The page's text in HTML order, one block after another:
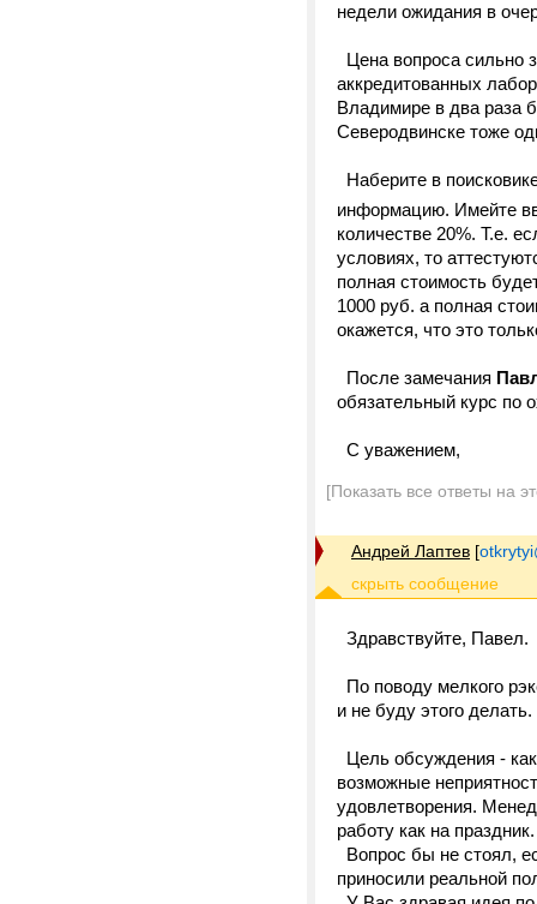
недели ожидания в
Цена вопроса сильно
аккредитованных
Владимире в два раза
Северодвинске тоже
Наберите в
информацию. Имейте
количестве 20%. Т.е.
условиях, то
полная стоимость
1000 руб. а полная
окажется, что это
После замечания
обязательный курс по
С уважением,
[Показать все ответы на
Андрей Лаптев [
Здравствуйте, Павел.
По поводу мелкого
и не буду этого
Цель обсуждения -
возможные
удовлетворения.
работу как на
Вопрос бы не стоял,
приносили реальной